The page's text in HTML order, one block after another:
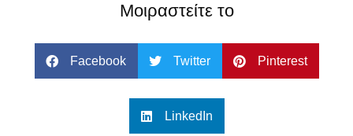
Μοιραστείτε το
Facebook Twitter Pinterest
LinkedIn